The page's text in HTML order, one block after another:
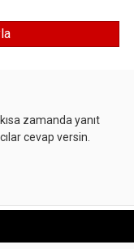
zamanda yanıt
cevap versin.